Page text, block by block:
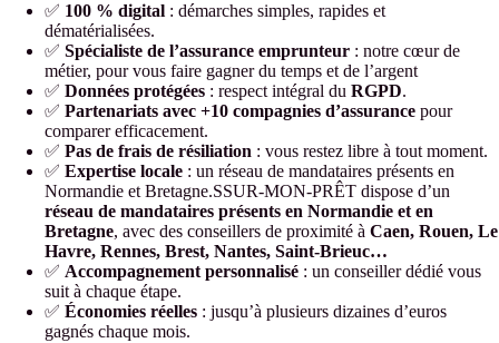
✅ 100 % digital : démarches simples, rapides et
dématérialisées.
✅ Spécialiste de l’assurance emprunteur : notre cœur de
métier, pour vous faire gagner du temps et de l’argent
✅ Données protégées : respect intégral du RGPD.
✅ Partenariats avec +10 compagnies d’assurance pour
comparer efficacement.
✅ Pas de frais de résiliation : vous restez libre à tout moment.
✅ Expertise locale : un réseau de mandataires présents en
Normandie et Bretagne.SSUR-MON-PRÊT dispose d’un
réseau de mandataires présents en Normandie et en
Bretagne, avec des conseillers de proximité à Caen, Rouen, Le
Havre, Rennes, Brest, Nantes, Saint-Brieuc…
✅ Accompagnement personnalisé : un conseiller dédié vous
suit à chaque étape.
✅ Économies réelles : jusqu’à plusieurs dizaines d’euros
gagnés chaque mois.